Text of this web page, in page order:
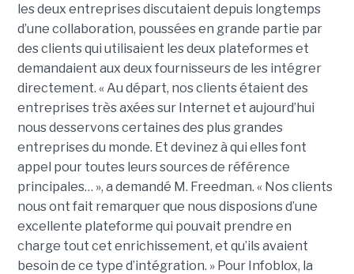
les deux entreprises discutaient depuis longtemps
d’une collaboration, poussées en grande partie par
des clients qui utilisaient les deux plateformes et
demandaient aux deux fournisseurs de les intégrer
directement. « Au départ, nos clients étaient des
entreprises très axées sur Internet et aujourd’hui
nous desservons certaines des plus grandes
entreprises du monde. Et devinez à qui elles font
appel pour toutes leurs sources de référence
principales… », a demandé M. Freedman. « Nos clients
nous ont fait remarquer que nous disposions d’une
excellente plateforme qui pouvait prendre en
charge tout cet enrichissement, et qu’ils avaient
besoin de ce type d’intégration. » Pour Infoblox, la